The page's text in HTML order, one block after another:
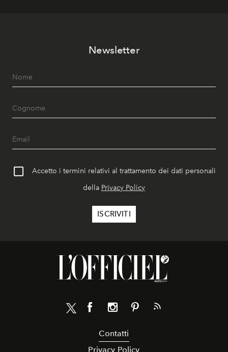
Newsletter
Accetto i termini relativi al trattamento dei dati personali
della Privacy Policy
Contatti
Privacy Policy